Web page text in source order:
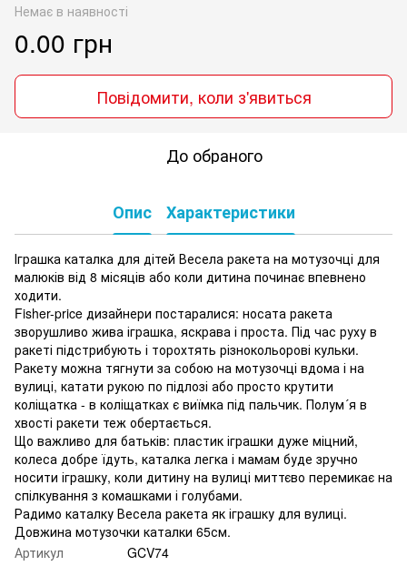
Немає в наявності
0.00 грн
Повідомити, коли з'явиться
До обраного
Опис Характеристики
Іграшка каталка для дітей Весела ракета на мотузочці для
малюків від 8 місяців або коли дитина починає впевнено
ходити.
Fisher-price дизайнери постаралися: носата ракета
зворушливо жива іграшка, яскрава і проста. Під час руху в
ракеті підстрибують і торохтять різнокольорові кульки.
Ракету можна тягнути за собою на мотузочці вдома і на
вулиці, катати рукою по підлозі або просто крутити
коліщатка - в коліщатках є виїмка під пальчик. Полум´я в
хвості ракети теж обертається.
Що важливо для батьків: пластик іграшки дуже міцний,
колеса добре їдуть, каталка легка і мамам буде зручно
носити іграшку, коли дитину на вулиці миттєво перемикає на
спілкування з комашками і голубами.
Радимо каталку Весела ракета як іграшку для вулиці.
Довжина мотузочки каталки 65см.
Артикул
GCV74